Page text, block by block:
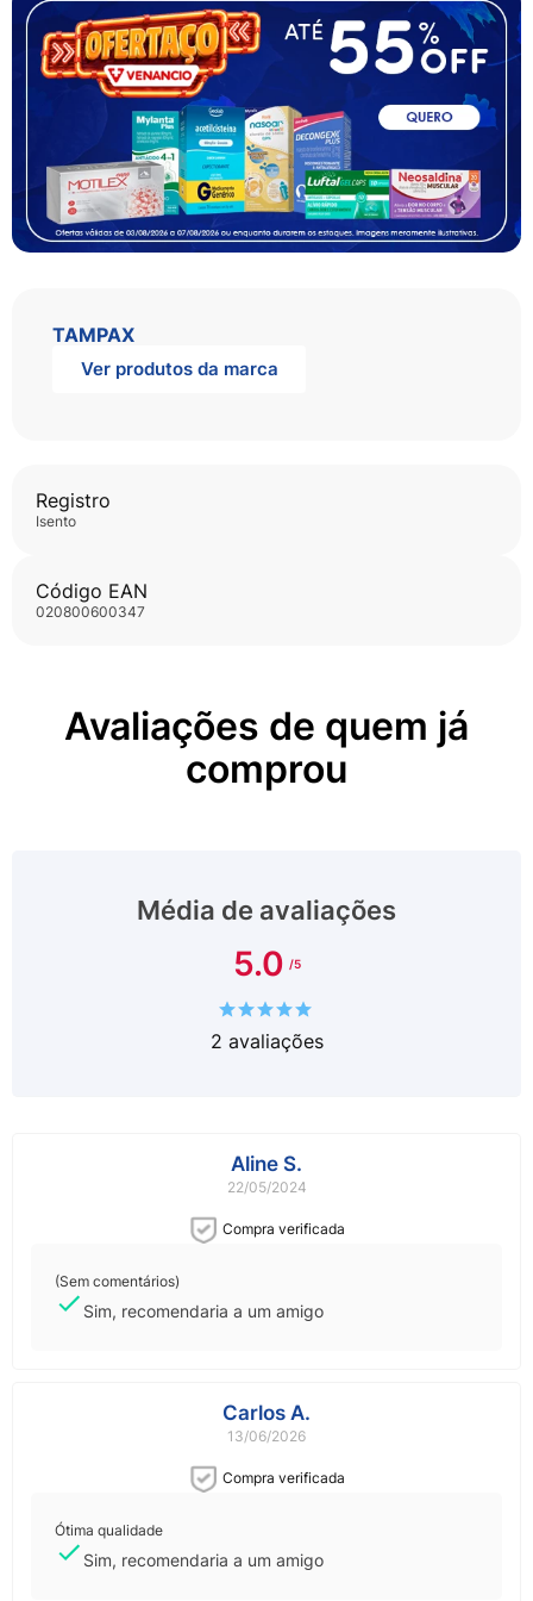
TAMPAX
Ver produtos da marca
Registro
isento
Código EAN
020800600347
Avaliações de quem já
comprou
Média de avaliações
5.0
2 avaliações
Aline S.
22/05/2024
Compra verificada
(Sem comentários)
Sim, recomendaria a um amigo
Carlos A.
13/06/2026
Compra verificada
Ótima qualidade
Sim, recomendaria a um amigo